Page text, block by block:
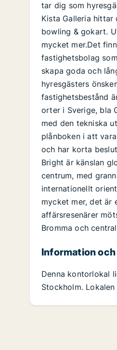
tar dig som
Kista Galleria hittar
bowling & gokart.
mycket mer.Det
fastighetsbolag
skapa goda och
hyresgästers
fastighetsbestånd
orter i Sverige, bla
med den tekniska
plånboken i att
och har korta
Bright är känslan
centrum, med
internationellt
mycket mer, det är
affärsresenärer
Bromma och
Information
Denna kontorlokal
Stockholm.